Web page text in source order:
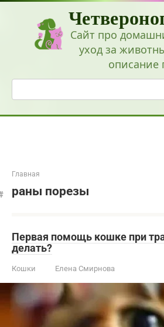
Перейти
Сайт про
уход за
описание
Поиск:
Главная
раны порезы
Первая помощь кошке при
делать?
Кошки Елена Смирнова